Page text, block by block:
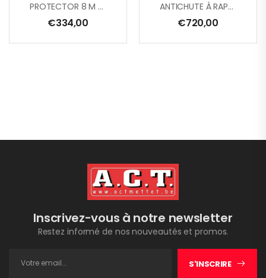
PROTECTOR 8 M ABS SANGLE LARGEUR 25 MM + 1 CONNECTEUR AM016 AVEC ÉMERILLON ET TÉMOIN DE CHUTE
€334,00
ANTICHUTE À RAPPEL AUTOMATIQUE À CÂBLE + 1 AM020 – 20 M
€720,00
Inscrivez-vous à notre newsletter
Restez informé de nos nouveautés et promos.
S'INSCRIRE